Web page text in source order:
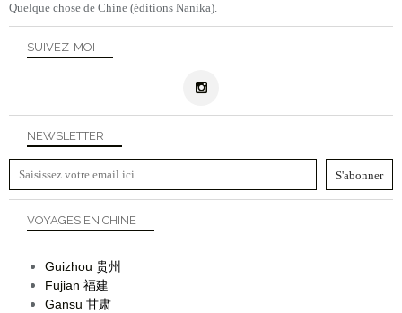
NEWSLETTER
SUIVEZ-MOI
Quelque chose de Chine (éditions Nanika).
VOYAGES EN CHINE
Guizhou 贵州
Fujian 福建
Gansu 甘肃